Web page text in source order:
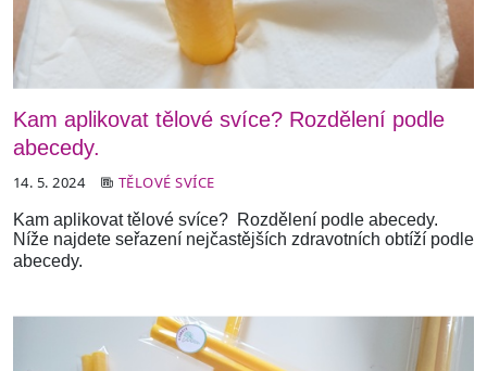
Kam aplikovat tělové svíce? Rozdělení podle
abecedy.
14. 5. 2024 TĚLOVÉ SVÍCE
Kam aplikovat tělové svíce? Rozdělení podle abecedy.
Níže najdete seřazení nejčastějších zdravotních obtíží podle
abecedy.